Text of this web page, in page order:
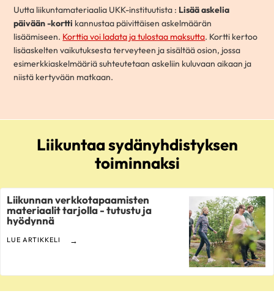
Uutta liikuntamateriaalia UKK-instituutista : Lisää askelia
päivään -kortti kannustaa päivittäisen askelmäärän
lisäämiseen. Korttia voi ladata ja tulostaa maksutta. Kortti kertoo
lisäaskelten vaikutuksesta terveyteen ja sisältää osion, jossa
esimerkkiaskelmääriä suhteutetaan askeliin kuluvaan aikaan ja
niistä kertyvään matkaan.
Liikuntaa sydänyhdistyksen
toiminnaksi
Liikunnan verkkotapaamisten
materiaalit tarjolla - tutustu ja
hyödynnä
LUE ARTIKKELI